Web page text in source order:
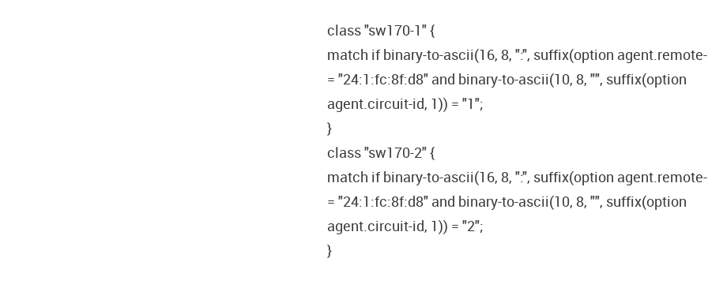
class "sw170-1" {
match if binary-to-ascii(16, 8, ":", suffix(option
= "24:1:fc:8f:d8" and binary-to-ascii(10, 8, "", suffix(option
agent.circuit-id, 1)) = "1";
}
class "sw170-2" {
match if binary-to-ascii(16, 8, ":", suffix(option
= "24:1:fc:8f:d8" and binary-to-ascii(10, 8, "", suffix(option
agent.circuit-id, 1)) = "2";
}